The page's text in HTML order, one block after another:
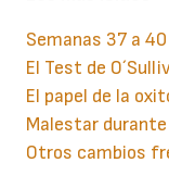
Semanas 37 a 40
El Test de
El papel de la
Malestar
Otros cambios